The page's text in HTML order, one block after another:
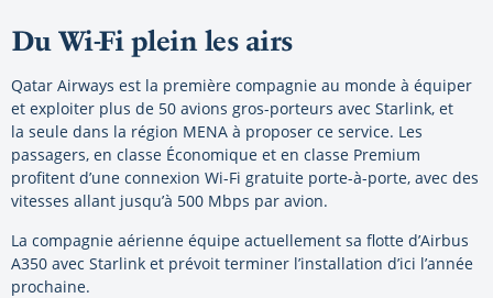
Du Wi-Fi plein les airs
Qatar Airways est la première compagnie au monde à équiper
et exploiter plus de 50 avions gros-porteurs avec Starlink, et
la seule dans la région MENA à proposer ce service. Les
passagers, en classe Économique et en classe Premium
profitent d’une connexion Wi-Fi gratuite porte-à-porte, avec des
vitesses allant jusqu’à 500 Mbps par avion.
La compagnie aérienne équipe actuellement sa flotte d’Airbus
A350 avec Starlink et prévoit terminer l’installation d’ici l’année
prochaine.